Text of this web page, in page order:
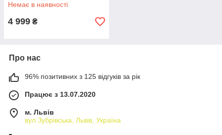
Немає в наявності
4 999 ₴
Про нас
96% позитивних з 125 відгуків за рік
Працює з 13.07.2020
м. Львів
вул Зубрівська, Львів, Україна